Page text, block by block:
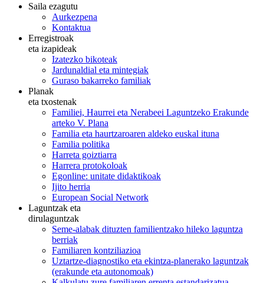
Saila ezagutu
Aurkezpena
Kontaktua
Erregistroak
eta izapideak
Izatezko bikoteak
Jardunaldial eta mintegiak
Guraso bakarreko familiak
Planak
eta txostenak
Familiei, Haurrei eta Nerabeei Laguntzeko Erakunde
arteko V. Plana
Familia eta haurtzaroaren aldeko euskal ituna
Familia politika
Harreta goiztiarra
Harrera protokoloak
Egonline: unitate didaktikoak
Ijito herria
European Social Network
Laguntzak eta
dirulaguntzak
Seme-alabak dituzten familientzako hileko laguntza
berriak
Familiaren kontziliazioa
Uztartze-diagnostiko eta ekintza-planerako laguntzak
(erakunde eta autonomoak)